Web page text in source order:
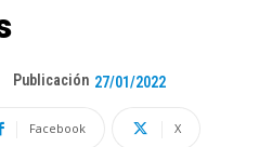
Publicación 27/01/2022
Facebook X